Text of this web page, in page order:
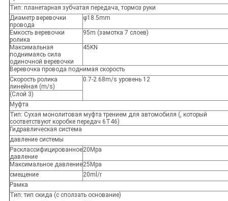
Тип: планетарная зубчатая передача, тормоз руки
Диаметр веревочки
провода
φ18.5mm
Емкость веревочки
ролика
95m (замотка 7 слоев)
Максимальная
поднимаясь сила
одиночной веревочки
45KN
Веревочка провода поднимая скорость
Скорость ролика
линейная (m/s)
0.7-2.68m/s уровень 12
(Слой 3)
Муфта
Тип: Сухая монолитовая муфта трением для автомобиля (, который
соответствуют коробке передач 6T46)
Гидравлическая система
давление системы
Расклассифицированное
давление
20Mpa
Максимальное давление25Mpa
смещение
20ml/r
Рамка
Тип: тип скида (с сползать основание)